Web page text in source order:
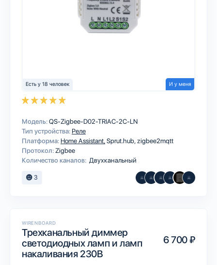
Есть у 18 человек И у меня
Модель:QS-Zigbee-D02-TRIAC-2C-LN
Тип устройства: Реле
Платформа: Home AssistantSprut.hubzigbee2mqtt
Протокол: Zigbee
Количество каналов: Двухканальный
3
WIRENBOARD
Трехканальный диммер
светодиодных ламп и ламп
накаливания 230В
6 700 ₽